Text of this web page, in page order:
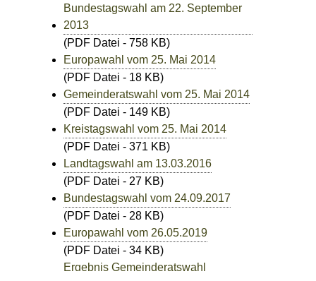
Bundestagswahl am 22. September
2013
(PDF Datei - 758 KB)
Europawahl vom 25. Mai 2014
(PDF Datei - 18 KB)
Gemeinderatswahl vom 25. Mai 2014
(PDF Datei - 149 KB)
Kreistagswahl vom 25. Mai 2014
(PDF Datei - 371 KB)
Landtagswahl am 13.03.2016
(PDF Datei - 27 KB)
Bundestagswahl vom 24.09.2017
(PDF Datei - 28 KB)
Europawahl vom 26.05.2019
(PDF Datei - 34 KB)
Ergebnis Gemeinderatswahl